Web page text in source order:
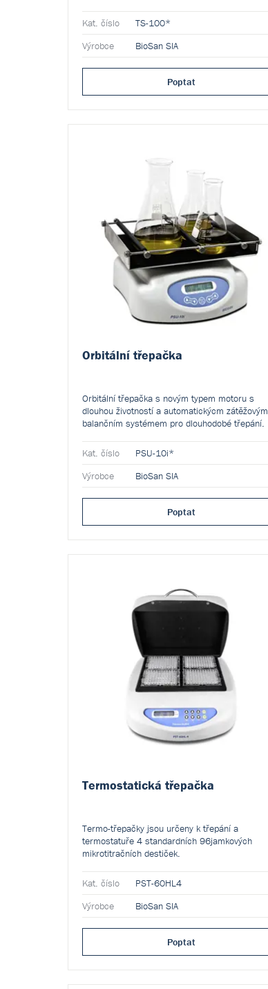
Kat. číslo
TS-100*
Výrobce
BioSan SIA
Poptat
Orbitální třepačka
Orbitální třepačka s novým typem motoru s
dlouhou životností a automatickýcm zátěžovým
balančním systémem pro dlouhodobé třepání.
Kat. číslo
PSU-10i*
Výrobce
BioSan SIA
Poptat
Termostatická třepačka
Termo-třepačky jsou určeny k třepání a
termostatuře 4 standardních 96jamkových
mikrotitračních destiček.
Kat. číslo
PST-60HL4
Výrobce
BioSan SIA
Poptat